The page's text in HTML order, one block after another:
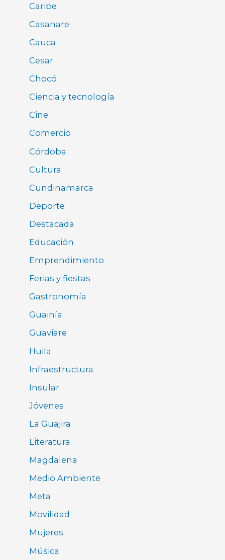
Caribe
Casanare
Cauca
Cesar
Chocó
Ciencia y tecnología
Cine
Comercio
Córdoba
Cultura
Cundinamarca
Deporte
Destacada
Educación
Emprendimiento
Ferias y fiestas
Gastronomía
Guainía
Guaviare
Huila
Infraestructura
Insular
Jóvenes
La Guajira
Literatura
Magdalena
Medio Ambiente
Meta
Movilidad
Mujeres
Música